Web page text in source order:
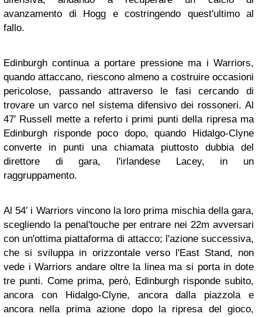
avanzamento di Hogg e costringendo quest'ultimo al
fallo.
Edinburgh continua a portare pressione ma i Warriors,
quando attaccano, riescono almeno a costruire occasioni
pericolose, passando attraverso le fasi cercando di
trovare un varco nel sistema difensivo dei rossoneri. Al
47′ Russell mette a referto i primi punti della ripresa ma
Edinburgh risponde poco dopo, quando Hidalgo-Clyne
converte in punti una chiamata piuttosto dubbia del
direttore di gara, l'irlandese Lacey, in un
raggruppamento.
Al 54′ i Warriors vincono la loro prima mischia della gara,
scegliendo la penal'touche per entrare nei 22m avversari
con un'ottima piattaforma di attacco; l'azione successiva,
che si sviluppa in orizzontale verso l'East Stand, non
vede i Warriors andare oltre la linea ma si porta in dote
tre punti. Come prima, però, Edinburgh risponde subito,
ancora con Hidalgo-Clyne, ancora dalla piazzola e
ancora nella prima azione dopo la ripresa del gioco,